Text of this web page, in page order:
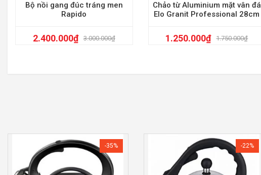
Bộ nồi gang đúc tráng men
Rapido
3.000.000₫
2.400.000₫
Chảo từ Aluminium mặt vân đá
Elo Granit Professional 28cm
1.750.000₫
1.250.000₫
-35% -22%